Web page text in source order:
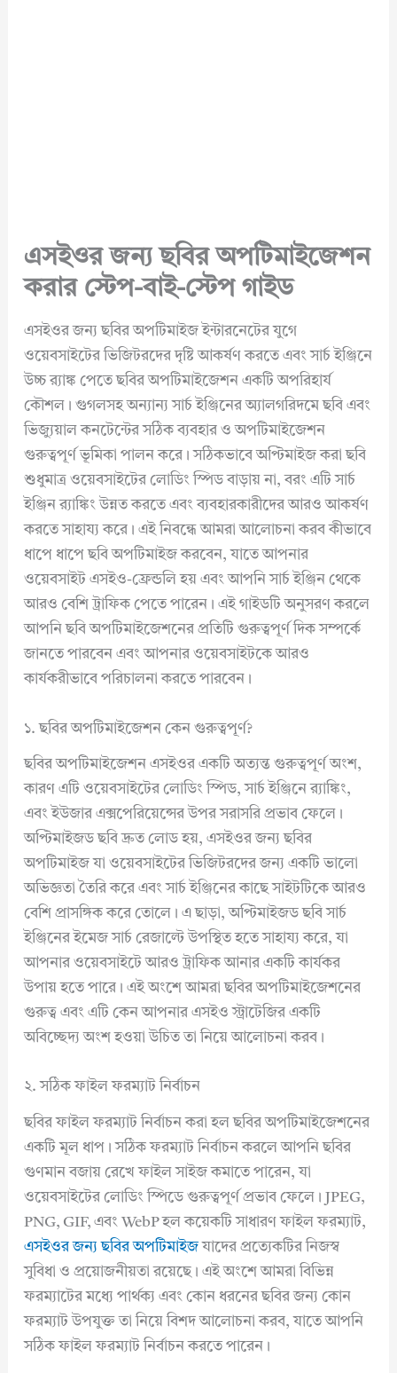
এসইওর জন্য ছবির অপটিমাইজেশন
করার স্টেপ-বাই-স্টেপ গাইড
এসইওর জন্য ছবির অপটিমাইজ ইন্টারনেটের যুগে
ওয়েবসাইটের ভিজিটরদের দৃষ্টি আকর্ষণ করতে এবং সার্চ ইঞ্জিনে
উচ্চ র‍্যাঙ্ক পেতে ছবির অপটিমাইজেশন একটি অপরিহার্য
কৌশল। গুগলসহ অন্যান্য সার্চ ইঞ্জিনের অ্যালগরিদমে ছবি এবং
ভিজ্যুয়াল কনটেন্টের সঠিক ব্যবহার ও অপটিমাইজেশন
গুরুত্বপূর্ণ ভূমিকা পালন করে। সঠিকভাবে অপ্টিমাইজ করা ছবি
শুধুমাত্র ওয়েবসাইটের লোডিং স্পিড বাড়ায় না, বরং এটি সার্চ
ইঞ্জিন র‍্যাঙ্কিং উন্নত করতে এবং ব্যবহারকারীদের আরও আকর্ষণ
করতে সাহায্য করে। এই নিবন্ধে আমরা আলোচনা করব কীভাবে
ধাপে ধাপে ছবি অপটিমাইজ করবেন, যাতে আপনার
ওয়েবসাইট এসইও-ফ্রেন্ডলি হয় এবং আপনি সার্চ ইঞ্জিন থেকে
আরও বেশি ট্রাফিক পেতে পারেন। এই গাইডটি অনুসরণ করলে
আপনি ছবি অপটিমাইজেশনের প্রতিটি গুরুত্বপূর্ণ দিক সম্পর্কে
জানতে পারবেন এবং আপনার ওয়েবসাইটকে আরও
কার্যকরীভাবে পরিচালনা করতে পারবেন।
১. ছবির অপটিমাইজেশন কেন গুরুত্বপূর্ণ?
ছবির অপটিমাইজেশন এসইওর একটি অত্যন্ত গুরুত্বপূর্ণ অংশ,
কারণ এটি ওয়েবসাইটের লোডিং স্পিড, সার্চ ইঞ্জিনে র‍্যাঙ্কিং,
এবং ইউজার এক্সপেরিয়েন্সের উপর সরাসরি প্রভাব ফেলে।
অপ্টিমাইজড ছবি দ্রুত লোড হয়, এসইওর জন্য ছবির
অপটিমাইজ যা ওয়েবসাইটের ভিজিটরদের জন্য একটি ভালো
অভিজ্ঞতা তৈরি করে এবং সার্চ ইঞ্জিনের কাছে সাইটটিকে আরও
বেশি প্রাসঙ্গিক করে তোলে। এ ছাড়া, অপ্টিমাইজড ছবি সার্চ
ইঞ্জিনের ইমেজ সার্চ রেজাল্টে উপস্থিত হতে সাহায্য করে, যা
আপনার ওয়েবসাইটে আরও ট্রাফিক আনার একটি কার্যকর
উপায় হতে পারে। এই অংশে আমরা ছবির অপটিমাইজেশনের
গুরুত্ব এবং এটি কেন আপনার এসইও স্ট্রাটেজির একটি
অবিচ্ছেদ্য অংশ হওয়া উচিত তা নিয়ে আলোচনা করব।
২. সঠিক ফাইল ফরম্যাট নির্বাচন
ছবির ফাইল ফরম্যাট নির্বাচন করা হল ছবির অপটিমাইজেশনের
একটি মূল ধাপ। সঠিক ফরম্যাট নির্বাচন করলে আপনি ছবির
গুণমান বজায় রেখে ফাইল সাইজ কমাতে পারেন, যা
ওয়েবসাইটের লোডিং স্পিডে গুরুত্বপূর্ণ প্রভাব ফেলে। JPEG,
PNG, GIF, এবং WebP হল কয়েকটি সাধারণ ফাইল ফরম্যাট,
এসইওর জন্য ছবির অপটিমাইজযাদের প্রত্যেকটির নিজস্ব
সুবিধা ও প্রয়োজনীয়তা রয়েছে। এই অংশে আমরা বিভিন্ন
ফরম্যাটের মধ্যে পার্থক্য এবং কোন ধরনের ছবির জন্য কোন
ফরম্যাট উপযুক্ত তা নিয়ে বিশদ আলোচনা করব, যাতে আপনি
সঠিক ফাইল ফরম্যাট নির্বাচন করতে পারেন।